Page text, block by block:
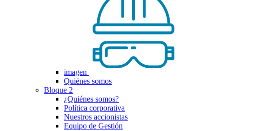
imagen
Quiénes somos
Bloque 2
¿Quiénes somos?
Política corporativa
Nuestros accionistas
Equipo de Gestión